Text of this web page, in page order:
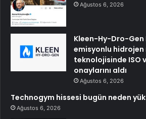
Ağustos 6, 2026
Kleen-Hy-Dro-Gen
emisyonlu hidrojen
teknolojisinde ISO
onaylarını aldı
Ağustos 6, 2026
Technogym hissesi bugün neden
Ağustos 6, 2026